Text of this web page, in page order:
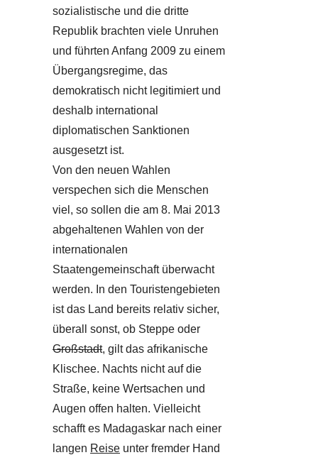
sozialistische und die dritte
Republik brachten viele Unruhen
und führten Anfang 2009 zu einem
Übergangsregime, das
demokratisch nicht legitimiert und
deshalb international
diplomatischen Sanktionen
ausgesetzt ist.
Von den neuen Wahlen
verspechen sich die Menschen
viel, so sollen die am 8. Mai 2013
abgehaltenen Wahlen von der
internationalen
Staatengemeinschaft überwacht
werden. In den Touristengebieten
ist das Land bereits relativ sicher,
überall sonst, ob Steppe oder
Großstadt, gilt das afrikanische
Klischee. Nachts nicht auf die
Straße, keine Wertsachen und
Augen offen halten. Vielleicht
schafft es Madagaskar nach einer
langen Reise unter fremder Hand